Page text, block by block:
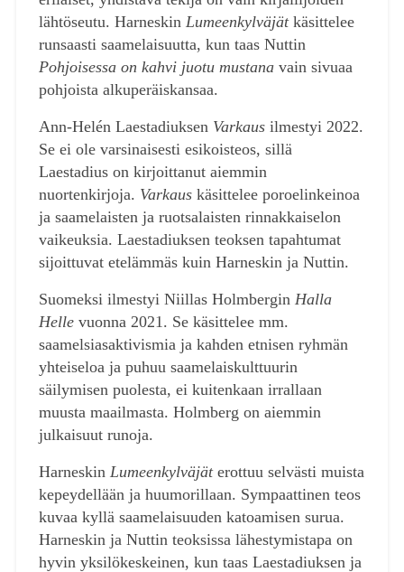
lähtöseutu. Harneskin Lumeenkylväjätkäsittelee
runsaasti saamelaisuutta, kun taas Nuttin
Pohjoisessa on kahvi juotu mustanavain sivuaa
pohjoista alkuperäiskansaa.
Ann-Helén Laestadiuksen Varkausilmestyi 2022.
Se ei ole varsinaisesti esikoisteos, sillä
Laestadius on kirjoittanut aiemmin
nuortenkirjoja. Varkauskäsittelee poroelinkeinoa
ja saamelaisten ja ruotsalaisten rinnakkaiselon
vaikeuksia. Laestadiuksen teoksen tapahtumat
sijoittuvat etelämmäs kuin Harneskin ja Nuttin.
Suomeksi ilmestyi Niillas Holmbergin Halla
Hellevuonna 2021. Se käsittelee mm.
saamelsiasaktivismia ja kahden etnisen ryhmän
yhteiseloa ja puhuu saamelaiskulttuurin
säilymisen puolesta, ei kuitenkaan irrallaan
muusta maailmasta. Holmberg on aiemmin
julkaisuut runoja.
Harneskin Lumeenkylväjäterottuu selvästi muista
kepeydellään ja huumorillaan. Sympaattinen teos
kuvaa kyllä saamelaisuuden katoamisen surua.
Harneskin ja Nuttin teoksissa lähestymistapa on
hyvin yksilökeskeinen, kun taas Laestadiuksen ja